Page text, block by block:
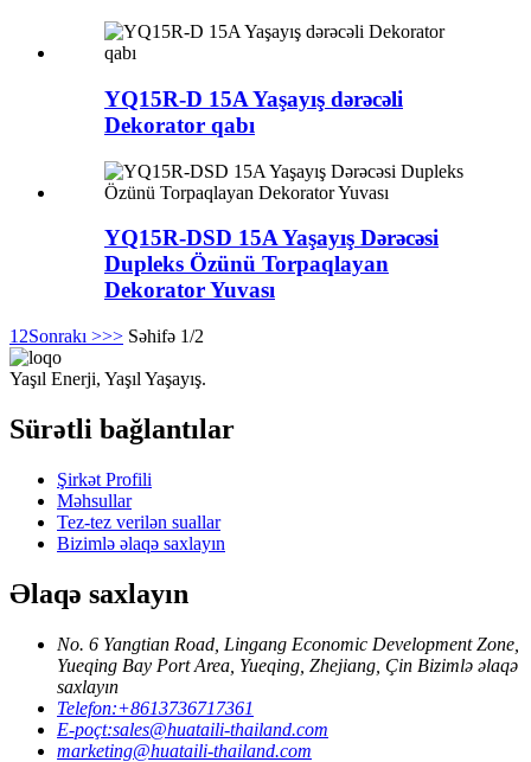
YQ15R-D 15A Yaşayış dərəcəli
Dekorator qabı
YQ15R-DSD 15A Yaşayış Dərəcəsi
Dupleks Özünü Torpaqlayan
Dekorator Yuvası
1 2Sonrakı >>> Səhifə 1/2
Yaşıl Enerji, Yaşıl Yaşayış.
Sürətli bağlantılar
Şirkət Profili
Məhsullar
Tez-tez verilən suallar
Bizimlə əlaqə saxlayın
Əlaqə saxlayın
No. 6 Yangtian Road, Lingang Economic Development Zone,
Yueqing Bay Port Area, Yueqing, Zhejiang, Çin Bizimlə əlaqə
saxlayın
Telefon:+8613736717361
E-poçt:sales@huataili-thailand.com
marketing@huataili-thailand.com